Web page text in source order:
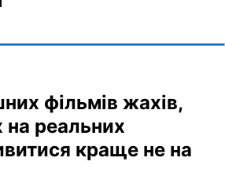
фільмів жахів,
на реальних
краще не на